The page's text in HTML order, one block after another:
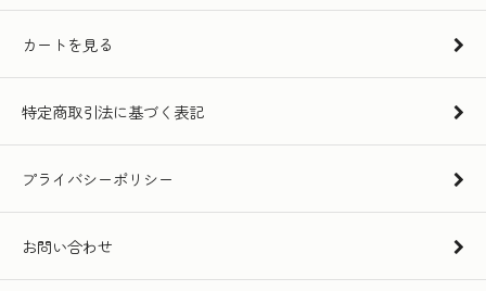
カートを見る
特定商取引法に基づく表記
プライバシーポリシー
お問い合わせ